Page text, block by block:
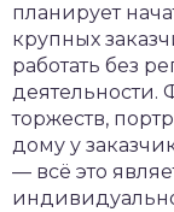
планирует
крупных
работать без
деятельности.
торжеств,
дому у
— всё это